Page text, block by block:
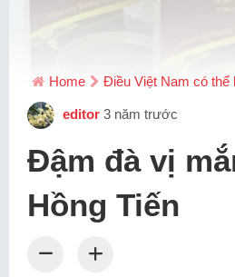
Home Điều Việt Nam có thể
editor 3 năm trước
Đậm đà vị
Hồng Tiến